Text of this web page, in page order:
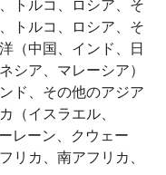
トルコ、ロシア、そ
トルコ、ロシア、そ
（中国、インド、日
シア、マレーシア）
ド、その他のアジア
（イスラエル、
レーン、クウェー
リカ、南アフリカ、